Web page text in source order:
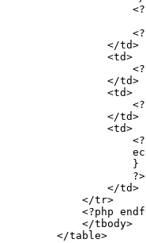
                </td>
                <td>
                </td>
                </td>
                <td>
                    }
                    ?>
                </td>
            </tr>
<?php
            </tbody>
        </table>